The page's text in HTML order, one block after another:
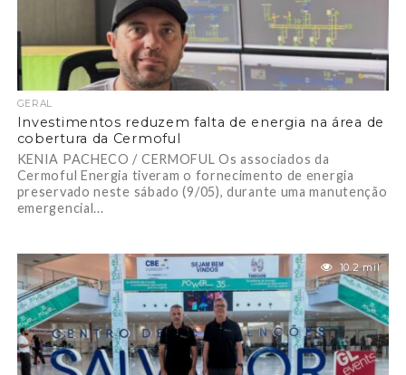
GERAL
Investimentos reduzem falta de energia na área de
cobertura da Cermoful
KENIA PACHECO / CERMOFUL Os associados da
Cermoful Energia tiveram o fornecimento de energia
preservado neste sábado (9/05), durante uma manutenção
emergencial...
10.2 mil